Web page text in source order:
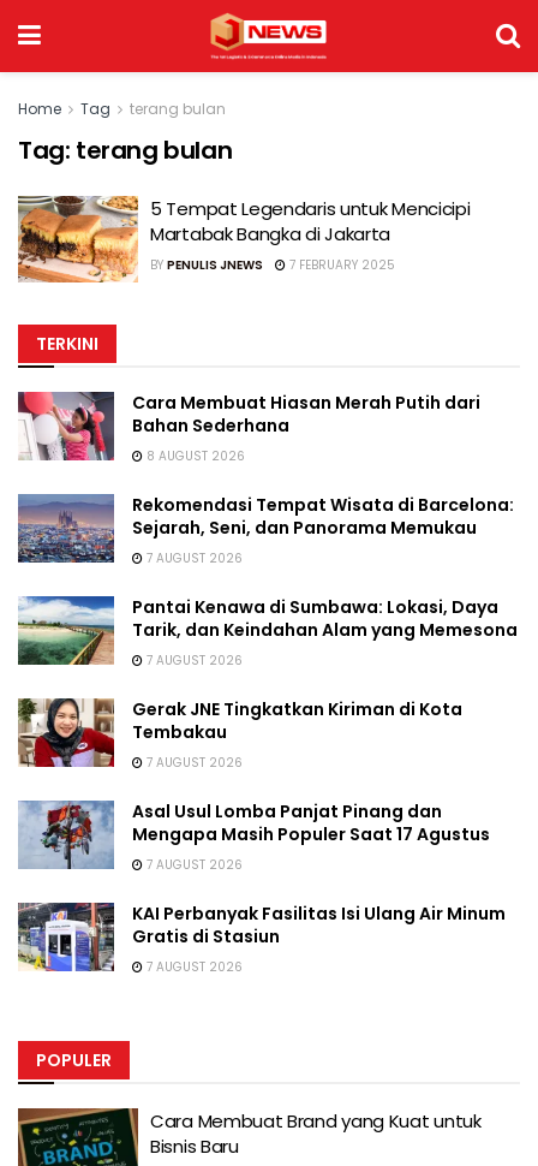
Home Tag terang bulan
Tag: terang bulan
5 Tempat Legendaris untuk Mencicipi
Martabak Bangka di Jakarta
BY PENULIS JNEWS 7 FEBRUARY 2025
TERKINI
Cara Membuat Hiasan Merah Putih dari
Bahan Sederhana
8 AUGUST 2026
Rekomendasi Tempat Wisata di Barcelona:
Sejarah, Seni, dan Panorama Memukau
7 AUGUST 2026
Pantai Kenawa di Sumbawa: Lokasi, Daya
Tarik, dan Keindahan Alam yang Memesona
7 AUGUST 2026
Gerak JNE Tingkatkan Kiriman di Kota
Tembakau
7 AUGUST 2026
Asal Usul Lomba Panjat Pinang dan
Mengapa Masih Populer Saat 17 Agustus
7 AUGUST 2026
KAI Perbanyak Fasilitas Isi Ulang Air Minum
Gratis di Stasiun
7 AUGUST 2026
POPULER
Cara Membuat Brand yang Kuat untuk
Bisnis Baru